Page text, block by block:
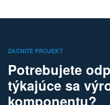
ZAČNITE PROJEKT
Potrebujete
týkajúce sa
komponentu?